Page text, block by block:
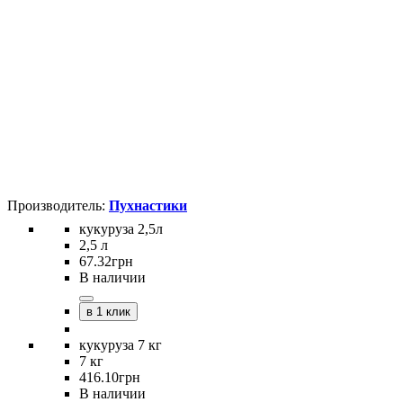
Пухнастики
кукуруза 2,5л
2,5 л
67.32грн
В наличии
в 1 клик
кукуруза 7 кг
7 кг
416.10грн
В наличии